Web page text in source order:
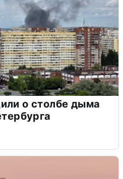
о столбе дыма